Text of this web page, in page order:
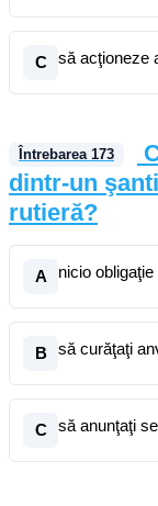
C să acţioneze
Întrebarea 173
dintr-un
rutieră?
A nicio obligaţie
B să curăţaţi
C să anunţaţi